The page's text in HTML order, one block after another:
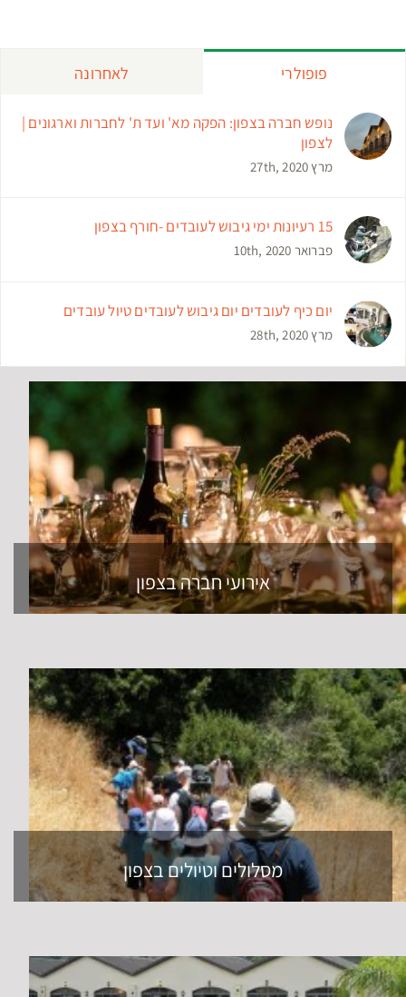
פופולרי לאחרונה
נופש חברה בצפון: הפקה מא' ועד ת' לחברות וארגונים |
לצפון
מרץ 27th, 2020
15 רעיונות ימי גיבוש לעובדים -חורף בצפון
פברואר 10th, 2020
יום כיף לעובדים יום גיבוש לעובדים טיול עובדים
מרץ 28th, 2020
אירועי חברה בצפון
מסלולים וטיולים בצפון